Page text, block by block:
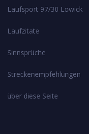
Laufsport 97/30 Lowick
Laufzitate
Sinnsprüche
Streckenempfehlungen
über diese Seite